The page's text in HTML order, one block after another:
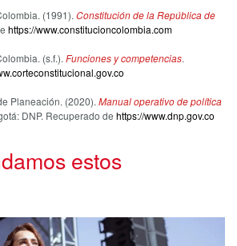
(1991). Constitución de la República de
https://www.constitucioncolombia.com
(s.f.). Funciones y competencias.
Planeación. (2020). Manual operativo de política
DNP. Recuperado de https://www.dnp.gov.co
estos